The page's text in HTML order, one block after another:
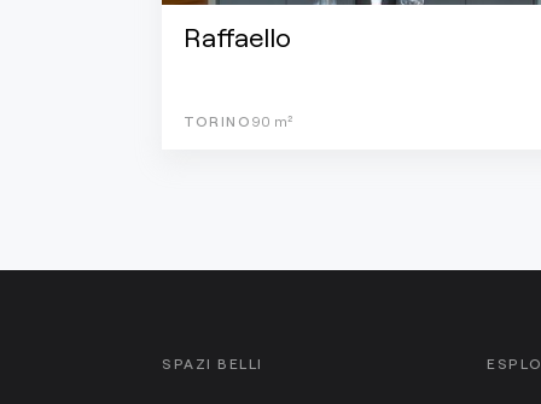
Raffaello
TORINO 90 m²
SPAZI BELLI